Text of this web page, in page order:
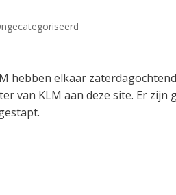
hebben elkaar
van KLM aan deze site. Er zijn